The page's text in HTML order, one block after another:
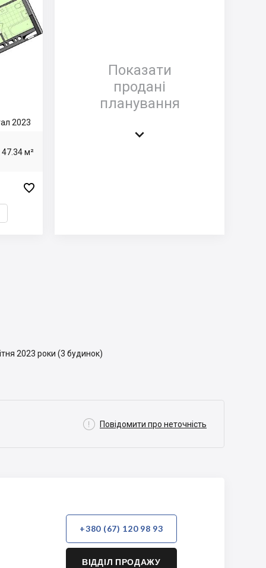
2023
47.34 м²

Показати
продані
планування

2023 роки (3 будинок)
 Повідомити про неточність
+380 (67) 120 98 93
ВІДДІЛ ПРОДАЖУ